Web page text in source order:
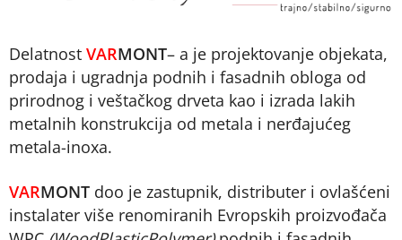
Delatnost VARMONT– a je projektovanje objekata,
prodaja i ugradnja podnih i fasadnih obloga od
prirodnog i veštačkog drveta kao i izrada lakih
metalnih konstrukcija od metala i nerđajućeg
metala-inoxa.
VARMONT doo je zastupnik, distributer i ovlašćeni
instalater više renomiranih Evropskih proizvođača